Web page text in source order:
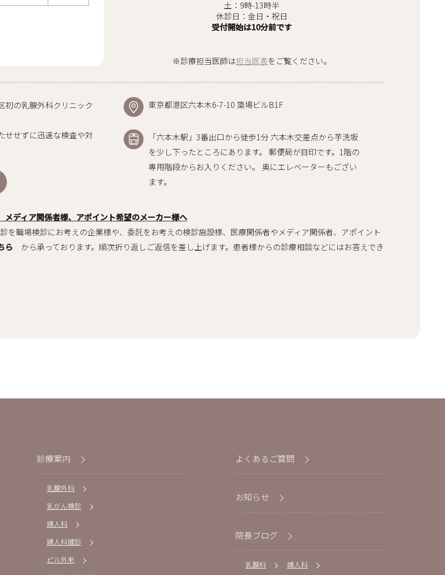
土：9時-13時半
休診日：金日・祝日
受付開始は10分前です
※診療担当医師は担当医表をご覧ください。
初の乳腺外科クリニック
せせずに迅速な検査や対
東京都港区六本木6-7-10 簗場ビルB1F
「六本木駅」3番出口から徒歩1分 六本木交差点から芋洗坂
を少し下ったところにあります。 郵便局が目印です。1階の
専用階段からお入りください。 奥にエレベーターもござい
ます。
ディア関係者様、アポイント希望のメーカー様へ
場検診にお考えの企業様や、委託をお考えの検診施設様、医療関係者やメディア関係者、アポイント
ら から承っております。順次折り返しご返信を差し上げます。患者様からの診療相談などにはお答えでき
診療案内
乳腺外科
乳がん検診
婦人科
婦人科健診
ピル外来
よくあるご質問
お知らせ
院長ブログ
乳腺科 婦人科